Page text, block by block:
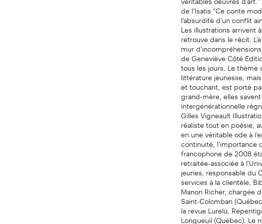
de l'Isatis "Ce conte
l'absurdité d'un conflit
Les illustrations
retrouve dans le récit.
mur
de Geneviève Côté
tous les jours. Le
littérature jeunesse,
et touchant, est porté
grand-mère, elles
intergénérationnelle
Gilles Vigneault
réaliste tout en poésie,
en une véritable ode à
continuité, l'importance
francophone de 2008
retraitée-associée à
jeunes, responsable du
services à la clientèle,
Manon Richer, chargée
Saint-Colomban
la revue Lurelu,
Longueuil (Québec). Le